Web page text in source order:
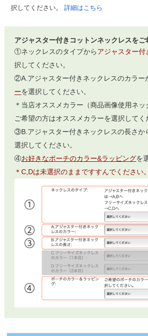
択してください。 詳細はこちら
アジャスター付きコットンネックレスを
①ネックレスのタイプから アジャスター付
択してください。
②A.アジャスター付きネックレスのカラー
ーを選択してください。
＊当店オススメカラー（商品画像使用ネ
ご希望の方はオススメカラーを選択してく
③B.アジャスター付きネックレスの長さか
選択してください。
④お好きなポーチのカラー&ラッピングを
＊C,Dは未選択のままですすんでください。